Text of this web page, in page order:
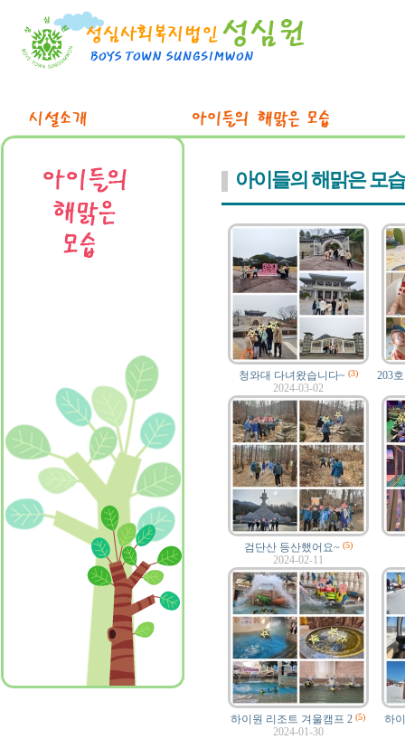
아이들의 해맑은 모습
청와대 다녀왔습니다~ (3)
2024-03-02
203
검단산 등산했어요~ (5)
2024-02-11
하이원 리조트 겨울캠프 2 (5)
2024-01-30
하